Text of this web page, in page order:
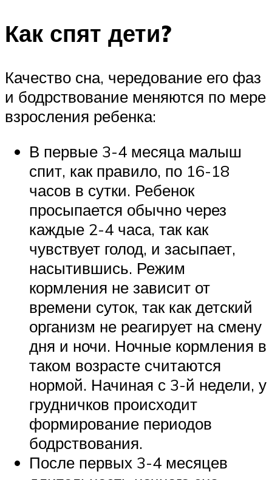
Как спят дети?
Качество сна, чередование его фаз
и бодрствование меняются по мере
взросления ребенка:
В первые 3-4 месяца малыш
спит, как правило, по 16-18
часов в сутки. Ребенок
просыпается обычно через
каждые 2-4 часа, так как
чувствует голод, и засыпает,
насытившись. Режим
кормления не зависит от
времени суток, так как детский
организм не реагирует на смену
дня и ночи. Ночные кормления в
таком возрасте считаются
нормой. Начиная с 3-й недели, у
грудничков происходит
формирование периодов
бодрствования.
После первых 3-4 месяцев